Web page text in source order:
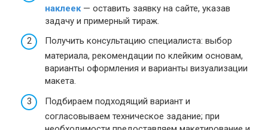
наклеек— оставить заявку на сайте, указав
задачу и примерный тираж.
Получить консультацию специалиста: выбор
материала, рекомендации по клейким основам,
варианты оформления и варианты визуализации
макета.
Подбираем подходящий вариант и
согласовываем техническое задание; при